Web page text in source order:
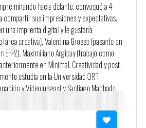
mirando hacia delante, convoqué a 4
compartir sus impresiones y expectativas.
una imprenta digital y le gustaría
área creativa), Valentina Grosso (pasante en
EFPZ), Maximiliano Argibay (trabajó como
en Minimal. Creatividad y post-
estudia en la Universidad ORT
y Videojuegos) y Santiago Machado
de empezar a trabajar en creatividad y
en común.
Y son los próximos protagonistas de una